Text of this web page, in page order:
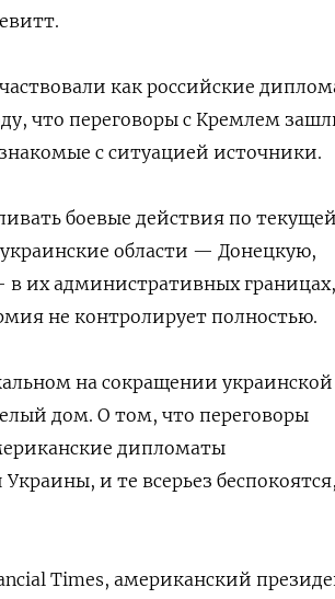
как российские
что переговоры с Кремлем
с ситуацией источники.
боевые действия по
области — Донецкую,
их административных
не контролирует полностью.
на сокращении
дом. О том, что переговоры
дипломаты
и те всерьез
Times, американский